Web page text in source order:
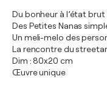
Du bonheur à l’état brut
Des Petites Nanas
Un meli-melo des
La rencontre du
Dim : 80x20 cm
Œuvre unique